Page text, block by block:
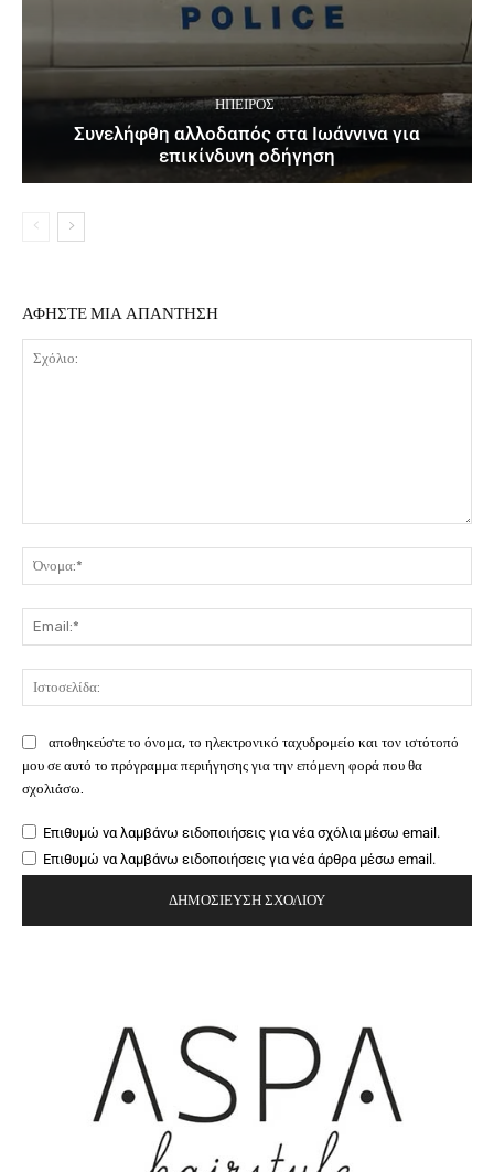
ΉΠΕΙΡΟΣ
Συνελήφθη αλλοδαπός στα Ιωάννινα για
επικίνδυνη οδήγηση
ΑΦΗΣΤΕ ΜΙΑ ΑΠΑΝΤΗΣΗ
αποθηκεύστε το όνομα, το ηλεκτρονικό ταχυδρομείο και τον ιστότοπό
μου σε αυτό το πρόγραμμα περιήγησης για την επόμενη φορά που θα
σχολιάσω.
Επιθυμώ να λαμβάνω ειδοποιήσεις για νέα σχόλια μέσω email.
Επιθυμώ να λαμβάνω ειδοποιήσεις για νέα άρθρα μέσω email.